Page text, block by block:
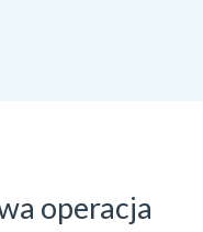
operacja